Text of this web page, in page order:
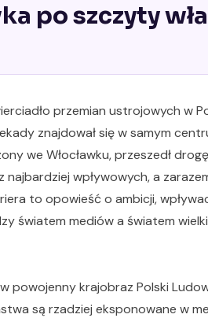
po szczyty
przemian ustrojowych w
znajdował się w samym
we Włocławku, przeszedł
wpływowych, a
to opowieść o ambicji,
światem mediów a światem
powojenny krajobraz Polski
są rzadziej eksponowane w